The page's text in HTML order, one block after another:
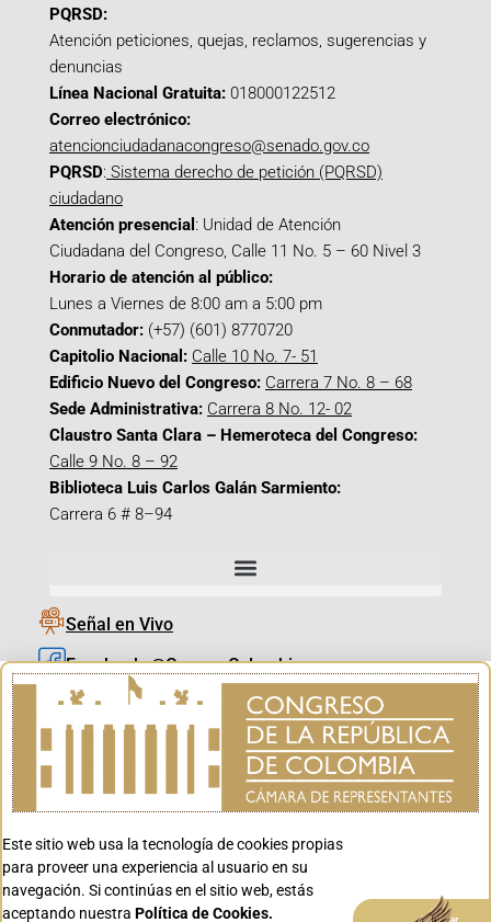
PQRSD:
Atención peticiones, quejas, reclamos, sugerencias y
denuncias
Línea Nacional Gratuita: 018000122512
Correo electrónico:
atencionciudadanacongreso@senado.gov.co
PQRSD: Sistema derecho de petición (PQRSD)
ciudadano
Atención presencial : Unidad de Atención
Ciudadana del Congreso, Calle 11 No. 5 – 60 Nivel 3
Horario de atención al público:
Lunes a Viernes de 8:00 am a 5:00 pm
Conmutador: (+57) (601) 8770720
Capitolio Nacional: Calle 10 No. 7- 51
Edificio Nuevo del Congreso: Carrera 7 No. 8 – 68
Sede Administrativa: Carrera 8 No. 12- 02
Claustro Santa Clara – Hemeroteca del Congreso:
Calle 9 No. 8 – 92
Biblioteca Luis Carlos Galán Sarmiento:
Carrera 6 # 8–94
Señal en Vivo
Facebook_@CamaraColombia
Instagram_@CamaraColombia
X_@CamaraColombia
Youtube_@CamaraColombia
Youtube_@CanalCongreso
Este sitio web usa la tecnología de cookies propias
para proveer una experiencia al usuario en su
navegación. Si continúas en el sitio web, estás
aceptando nuestra Política de Cookies. Aceptar